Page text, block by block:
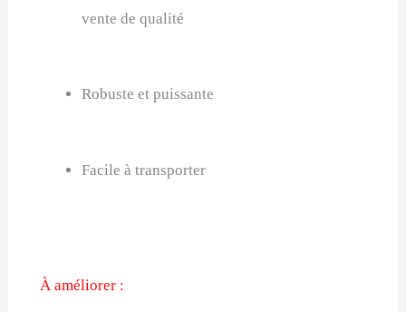
vente de qualité
Robuste et puissante
Facile à transporter
À améliorer :